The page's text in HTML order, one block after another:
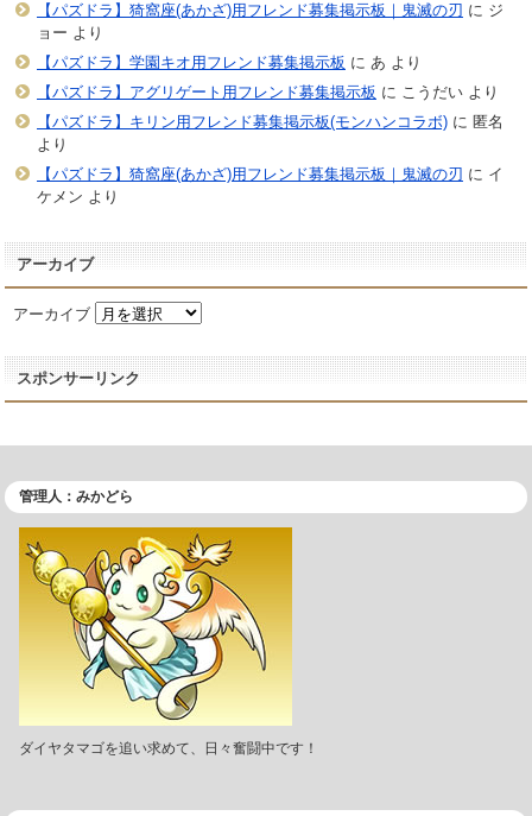
【パズドラ】猗窩座(あかざ)用フレンド募集掲示板｜鬼滅の刃 に ジ
ョー より
【パズドラ】学園キオ用フレンド募集掲示板 に あ より
【パズドラ】アグリゲート用フレンド募集掲示板 に こうだいより
【パズドラ】キリン用フレンド募集掲示板(モンハンコラボ)に 匿名
より
【パズドラ】猗窩座(あかざ)用フレンド募集掲示板｜鬼滅の刃 に イ
ケメン より
アーカイブ
アーカイブ
スポンサーリンク
管理人：みかどら
ダイヤタマゴを追い求めて、日々奮闘中です！